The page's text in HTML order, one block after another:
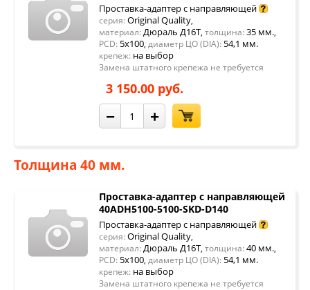
Проставка-адаптер с направляющей
серия: Original Quality,
материал: Дюраль Д16Т, толщина: 35 мм.,
PCD: 5x100, диаметр ЦО (DIA): 54,1 мм.
крепеж: на выбор
Замена штатного крепежа не требуется
3 150.00 руб.
− +
Толщина 40 мм.
Проставка-адаптер с направляющей
40ADH5100-5100-SKD-D140
Проставка-адаптер с направляющей
серия: Original Quality,
материал: Дюраль Д16Т, толщина: 40 мм.,
PCD: 5x100, диаметр ЦО (DIA): 54,1 мм.
крепеж: на выбор
Замена штатного крепежа не требуется